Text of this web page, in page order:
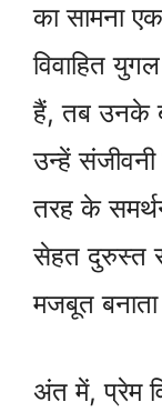
का सामना
विवाहित
हैं, तब उनके
उन्हें
तरह के
सेहत दुरुस्त
मजबूत
अंत में, प्रेम